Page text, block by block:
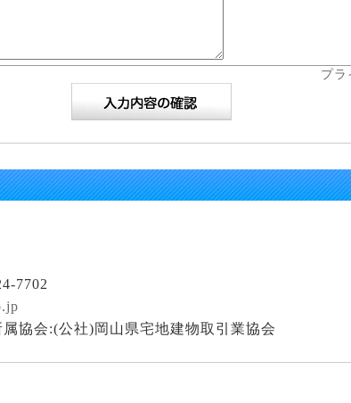
プラ
7702
協会:(公社)岡山県宅地建物取引業協会